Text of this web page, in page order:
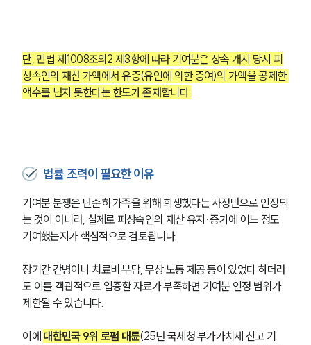
소식/자료
뉴스레터/브로슈어
대륜법률상담예약
대륜법률상담예약
단, 민법 제1008조의2 제3항에 따라 기여분은 상속 개시 당시 피
상속인의 재산 가액에서 유증(유언에 의한 증여)의 가액을 공제한
액수를 넘지 못한다는 한도가 존재합니다.
법률 조력이 필요한 이유
기여분 분쟁은 단순히 가족을 위해 희생했다는 사정만으로 인정되
는 것이 아니라, 실제로 피상속인의 재산 유지·증가에 어느 정도
기여했는지가 핵심적으로 검토됩니다.
장기간 간병이나 치료비 부담, 무상 노동 제공 등이 있었다 하더라
도 이를 객관적으로 입증할 자료가 부족하면 기여분 인정 범위가
제한될 수 있습니다.
이에 대한민국 9위 로펌 대륜(25년 국세청 부가가치세 신고 기